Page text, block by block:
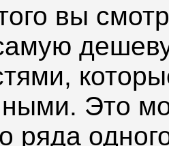
вы
Это
ряда